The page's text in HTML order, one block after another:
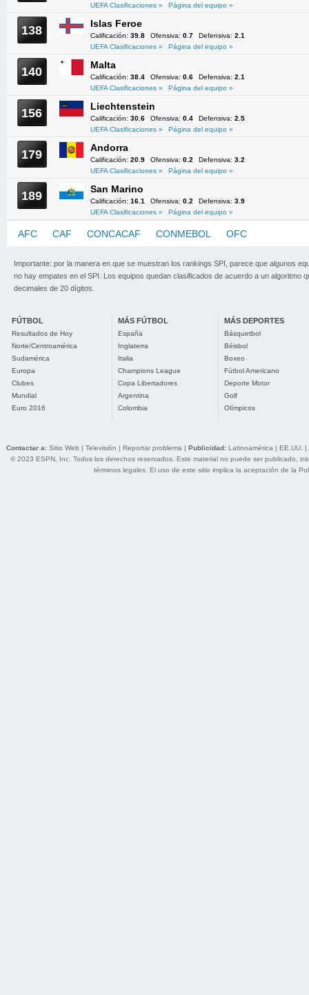
UEFA Clasificaciones »
Página del equipo »
138 Islas Feroe
Calificación: 39.8 Ofensiva: 0.7 Defensiva: 2.1
UEFA Clasificaciones »
Página del equipo »
140 Malta
Calificación: 38.4 Ofensiva: 0.6 Defensiva: 2.1
UEFA Clasificaciones »
Página del equipo »
156 Liechtenstein
Calificación: 30.6 Ofensiva: 0.4 Defensiva: 2.5
UEFA Clasificaciones »
Página del equipo »
179 Andorra
Calificación: 20.9 Ofensiva: 0.2 Defensiva: 3.2
UEFA Clasificaciones »
Página del equipo »
189 San Marino
Calificación: 16.1 Ofensiva: 0.2 Defensiva: 3.9
UEFA Clasificaciones »
Página del equipo »
AFC CAF CONCACAF CONMEBOL OFC
Importante: por la manera en que se muestran los rankings SPI, parece que algunos
no hay empates en el SPI. Los equipos quedan clasificados de acuerdo a un algoritmo
decimales de 20 dígitos.
FÚTBOL
Resultados de Hoy
Norte/Centroamérica
Sudamérica
Europa
Clubes
Mundial
Euro 2016
MÁS FÚTBOL
España
Inglaterra
Italia
Champions League
Copa Libertadores
Argentina
Colombia
MÁS DEPORTES
Básquetbol
Béisbol
Boxeo
Fútbol Americano
Deporte Motor
Golf
Olímpicos
Contactar a: Sitio Web | Televisión | Reportar problema | Publicidad: Latinoamérica | EE.UU. |
© 2023 ESPN, Inc. Todos los derechos reservados. Este material no puede ser publicado,
términos legales. El uso de este sitio implica la aceptación de la